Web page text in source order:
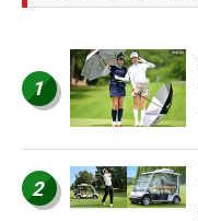
1
2